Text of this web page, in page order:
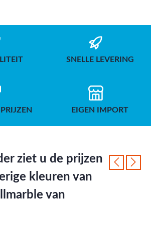
SNELLE LEVERING
EIGEN IMPORT
ziet u de prijzen
kleuren van
van